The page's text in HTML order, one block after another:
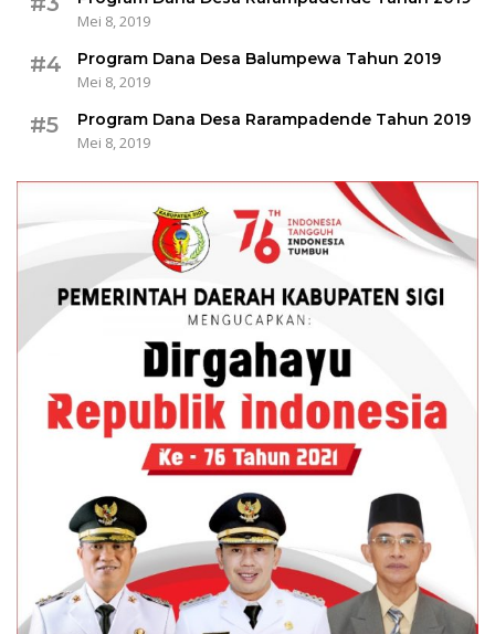
Mei 8, 2019
#4
Program Dana Desa Balumpewa Tahun 2019
Mei 8, 2019
#5
Program Dana Desa Rarampadende Tahun 2019
Mei 8, 2019